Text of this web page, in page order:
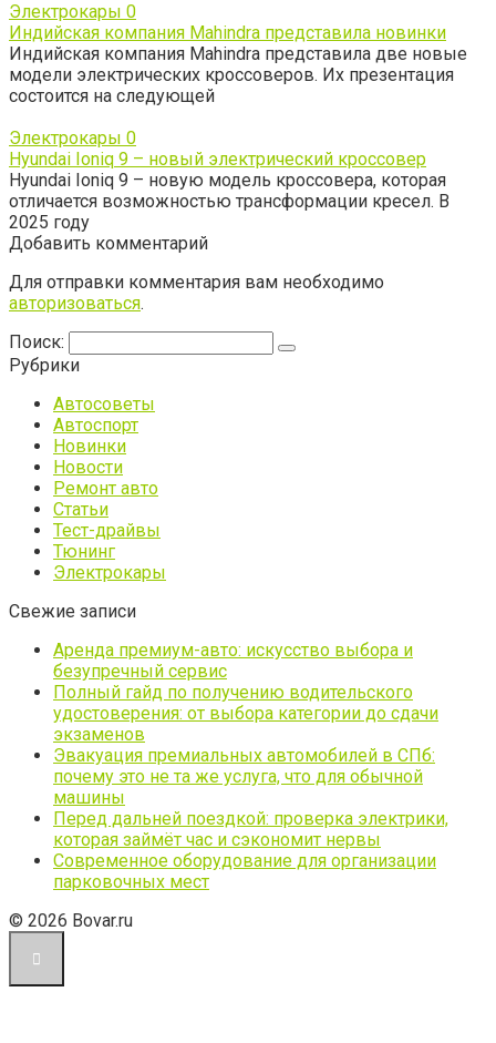
Электрокары 0
Индийская компания Mahindra представила новинки
Индийская компания Mahindra представила две новые
модели электрических кроссоверов. Их презентация
состоится на следующей
Электрокары 0
Hyundai Ioniq 9 – новый электрический кроссовер
Hyundai Ioniq 9 – новую модель кроссовера, которая
отличается возможностью трансформации кресел. В
2025 году
Добавить комментарий
Для отправки комментария вам необходимо
авторизоваться.
Поиск:
Рубрики
Автосоветы
Автоспорт
Новинки
Новости
Ремонт авто
Статьи
Тест-драйвы
Тюнинг
Электрокары
Свежие записи
Аренда премиум-авто: искусство выбора и
безупречный сервис
Полный гайд по получению водительского
удостоверения: от выбора категории до сдачи
экзаменов
Эвакуация премиальных автомобилей в СПб:
почему это не та же услуга, что для обычной
машины
Перед дальней поездкой: проверка электрики,
которая займёт час и сэкономит нервы
Современное оборудование для организации
парковочных мест
© 2026 Bovar.ru